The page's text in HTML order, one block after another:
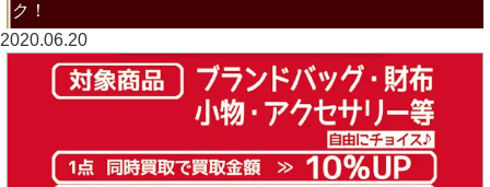
ク！
2020.06.20